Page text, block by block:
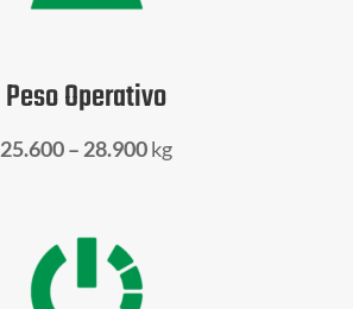
Peso Operativo
25.600 – 28.900kg